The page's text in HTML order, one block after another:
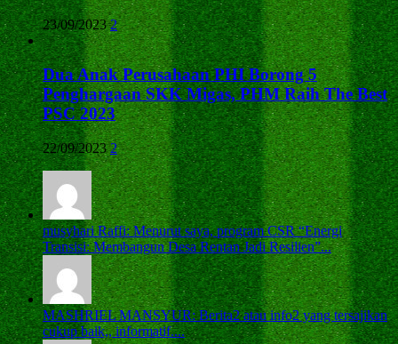
23/09/2023 2
Dua Anak Perusahaan PHI Borong 5
Penghargaan SKK Migas, PHM Raih The Best
PSC 2023
22/09/2023 2
musyhari Raffi: Menurut saya, program CSR “Energi
Transisi: Membangun Desa Rentan Jadi Resilien”...
MASHRIEL MANSYUR: Berita2 atau info2 yang tersajikan
cukup baik,, informatif....